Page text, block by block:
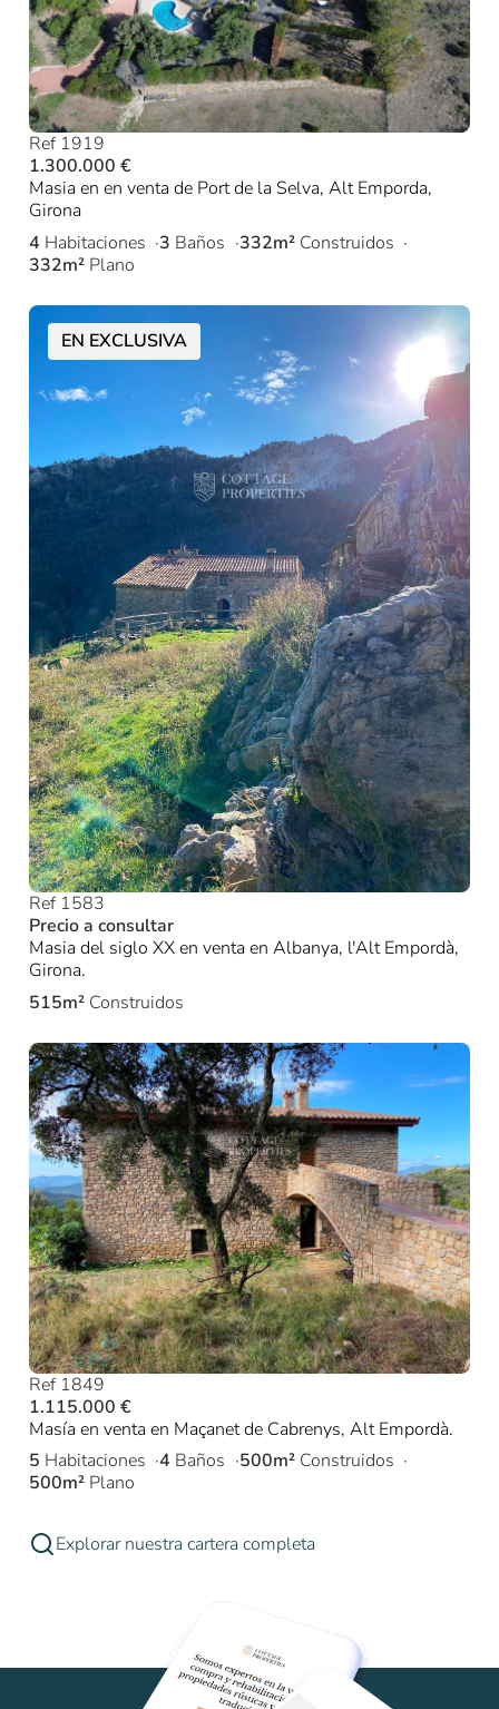
Ref 1919
1.300.000 €
Masia en en venta de Port de la Selva, Alt Emporda,
Girona
4 Habitaciones 3 Baños 332m² Construidos
332m² Plano
EN EXCLUSIVA
Ref 1583
Precio a consultar
Masia del siglo XX en venta en Albanya, l'Alt Empordà,
Girona.
515m² Construidos
Ref 1849
1.115.000 €
Masía en venta en Maçanet de Cabrenys, Alt Empordà.
5 Habitaciones 4 Baños 500m² Construidos
500m² Plano
Explorar nuestra cartera completa